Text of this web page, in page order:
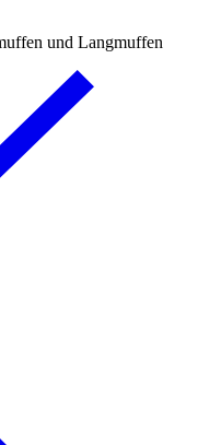
und Langmuffen